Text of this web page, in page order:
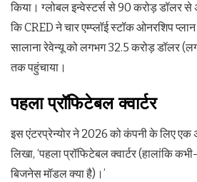
किया। ग्लोबल इन्वेस्टर्स से 90 करोड़ डॉलर
कि CRED ने चार एम्प्लॉई स्टॉक ओनरशिप
सालाना रेवेन्यू को लगभग 32.5 करोड़ डॉलर
तक पहुंचाया।
पहला प्रॉफिटेबल क्वार्टर
इस एंटरप्रेन्योर ने 2026 को कंपनी के लिए एक
लिखा, ‘पहला प्रॉफिटेबल क्वार्टर (हालांकि
बिजनेस मॉडल क्या है)।’